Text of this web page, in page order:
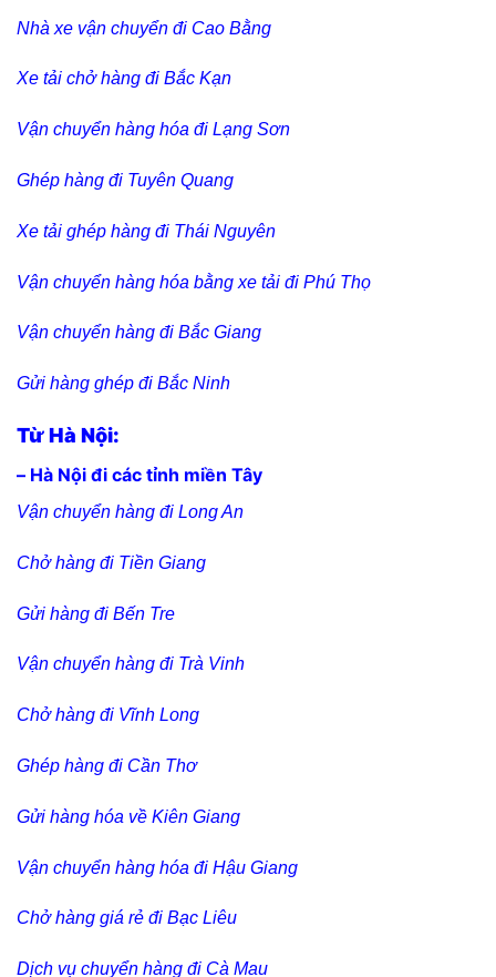
Nhà xe vận chuyển đi Cao Bằng
Xe tải chở hàng đi Bắc Kạn
Vận chuyển hàng hóa đi Lạng Sơn
Ghép hàng đi Tuyên Quang
Xe tải ghép hàng đi Thái Nguyên
Vận chuyển hàng hóa bằng xe tải đi Phú Thọ
Vận chuyển hàng đi Bắc Giang
Gửi hàng ghép đi Bắc Ninh
Từ Hà Nội:
– Hà Nội đi các tỉnh miền Tây
Vận chuyển hàng đi Long An
Chở hàng đi Tiền Giang
Gửi hàng đi Bến Tre
Vận chuyển hàng đi Trà Vinh
Chở hàng đi Vĩnh Long
Ghép hàng đi Cần Thơ
Gửi hàng hóa về Kiên Giang
Vận chuyển hàng hóa đi Hậu Giang
Chở hàng giá rẻ đi Bạc Liêu
Dịch vụ chuyển hàng đi Cà Mau